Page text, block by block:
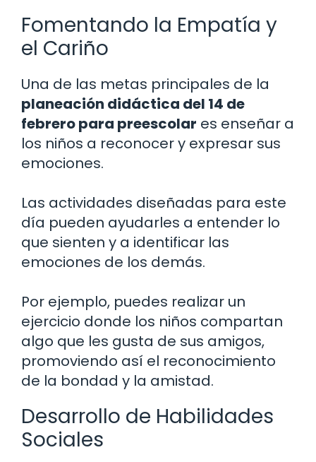
Fomentando la Empatía y
el Cariño
Una de las metas principales de la
planeación didáctica del 14 de
febrero para preescolar es enseñar a
los niños a reconocer y expresar sus
emociones.
Las actividades diseñadas para este
día pueden ayudarles a entender lo
que sienten y a identificar las
emociones de los demás.
Por ejemplo, puedes realizar un
ejercicio donde los niños compartan
algo que les gusta de sus amigos,
promoviendo así el reconocimiento
de la bondad y la amistad.
Desarrollo de Habilidades
Sociales